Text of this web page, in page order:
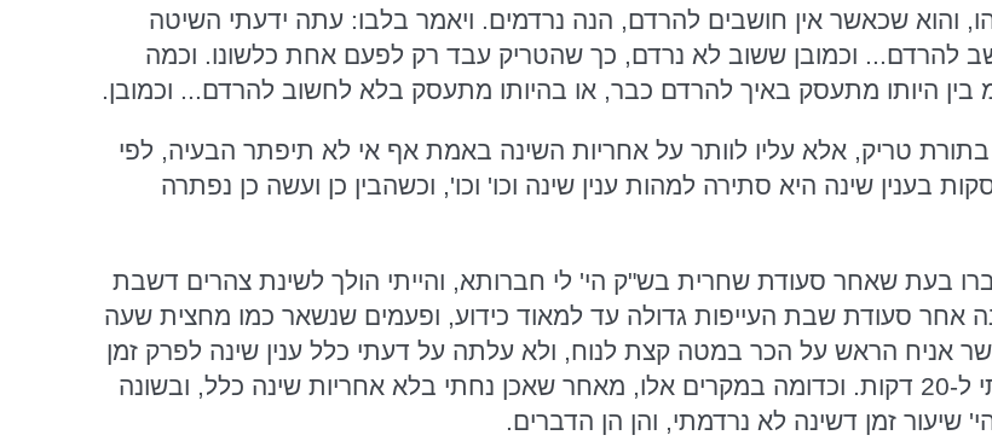
והוא שכאשר אין חושבים להרדם, הנה נרדמים. ויאמר בלבו: עתה ידעתי השיטה
להרדם... וכמובן ששוב לא נרדם, כך שהטריק עבד רק לפעם אחת כלשונו. וכמה
בין היותו מתעסק באיך להרדם כבר, או בהיותו מתעסק בלא לחשוב להרדם... וכמובן.
טריק, אלא עליו לוותר על אחריות השינה באמת אף אי לא תיפתר הבעיה, לפי
בענין שינה היא סתירה למהות ענין שינה וכו' וכו', וכשהבין כן ועשה כן נפתרה
בעת שאחר סעודת שחרית בש"ק הי' לי חברותא, והייתי הולך לשינת צהרים דשבת
אחר סעודת שבת העייפות גדולה עד למאוד כידוע, ופעמים שנשאר כמו מחצית שעה
אניח הראש על הכר במטה קצת לנוח, ולא עלתה על דעתי כלל ענין שינה לפרק זמן
קצר כזה. וראה זה פלא! נרדמתי ל-20 דקות. וכדומה במקרים אלו, מאחר שאכן נחתי בלא אחריות שינה כלל, ובשונה
שיעור זמן דשינה לא נרדמתי, והן הן הדברים.